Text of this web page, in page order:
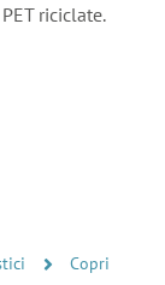
riciclate.
Copri